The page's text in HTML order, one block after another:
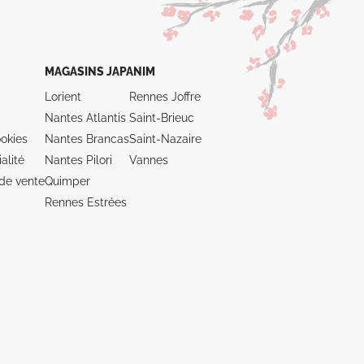
vente
MAGASINS JAPANIM
Lorient
Nantes Atlantis
Nantes Brancas
Nantes Pilori
Quimper
Rennes Estrées
Rennes Joffre
Saint-Brieuc
Saint-Nazaire
Vannes